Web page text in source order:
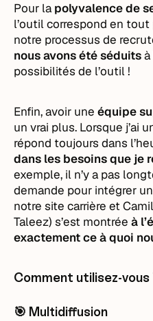
Pour lapolyvalence de
l’outil correspond en
notre processus de
nous avons été séduits
possibilités de l’outil !
Enfin, avoir uneéquipe
un vrai plus. Lorsque j’ai
répond toujours dans
dans les besoins que je
exemple, il n’y a pas
demande pour intégrer
notre site carrière et
Taleez) s’est montréeà
exactement ce à quoi
Comment utilisez-vous
🎯 Multidiffusion